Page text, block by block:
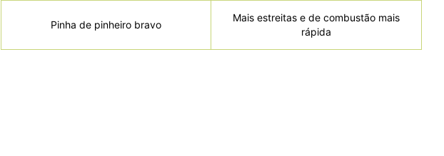
Pinha de pinheiro bravo
Mais estreitas e de combustão mais
rápida